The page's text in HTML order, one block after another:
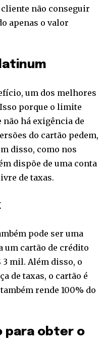
cliente não conseguir
apenas o valor
um dos melhores
porque o limite
não há exigência de
do cartão pedem,
disso, como nos
dispõe de uma conta
de taxas.
pode ser uma
um cartão de crédito
mil. Além disso, o
de taxas, o cartão é
rende 100% do
para obter o